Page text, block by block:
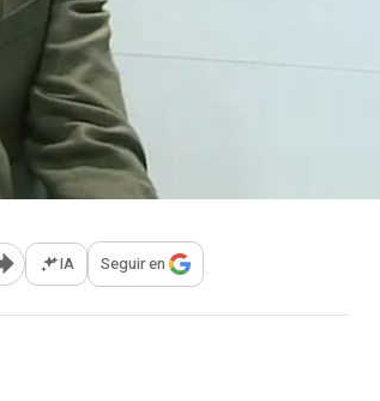
Abrir opciones para compartir
IA Seguir en